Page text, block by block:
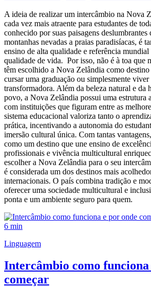
A ideia de realizar um intercâmbio na Nova
cada vez mais atraente para estudantes de
conhecido por suas paisagens deslumbrantes
montanhas nevadas a praias paradisíacas, é
ensino de alta qualidade e referência mundial
qualidade de vida. Por isso, não é à toa que
têm escolhido a Nova Zelândia como destino
cursar uma graduação ou simplesmente
transformadora. Além da beleza natural e da
povo, a Nova Zelândia possui uma estrutura
com instituições que figuram entre as
sistema educacional valoriza tanto o
prática, incentivando a autonomia do
imersão cultural única. Com tantas
como um destino que une ensino de
profissionais e vivência multicultural
escolher a Nova Zelândia para o seu
é considerada um dos destinos mais
internacionais. O país combina tradição e
oferecer uma sociedade multicultural e
ponta e um ambiente seguro para quem.
6 min
Linguagem
Intercâmbio como funciona
começar